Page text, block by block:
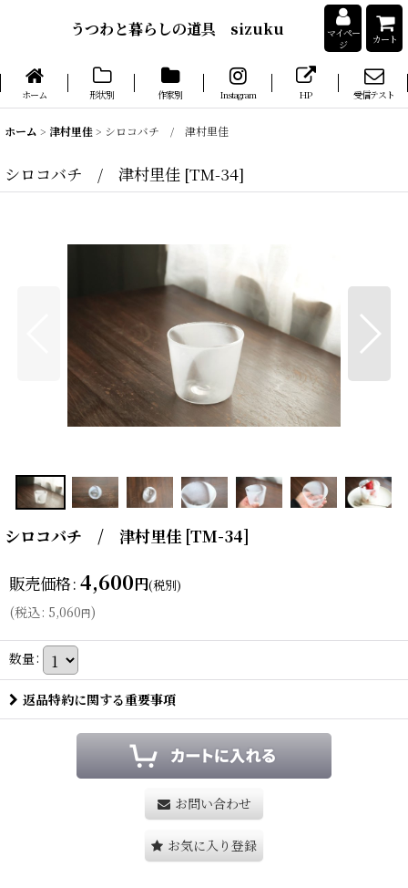
うつわと暮らしの道具 sizuku
マイペー
ジ
カート
ホーム 形状別 作家別 Instagram HP 受信テスト
ホーム > 津村里佳> シロコバチ / 津村里佳
シロコバチ / 津村里佳 [TM-34]
シロコバチ / 津村里佳 [TM-34]
販売価格: 4,600円(税別)
(税込: 5,060円)
数量:
返品特約に関する重要事項
お問い合わせ
お気に入り登録